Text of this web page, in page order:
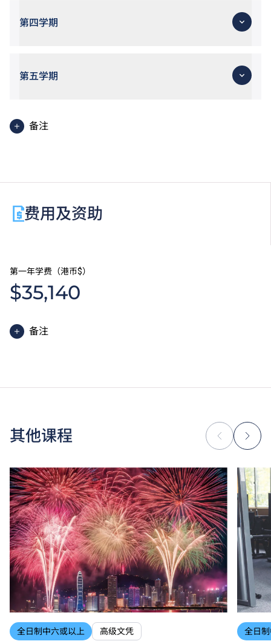
第四学期
第五学期
备注
公众假期工作。
使用英語授課之單元
费用及资助
第一年学费（港币$）
$35,140
备注
除学费外，学生须缴交其他费用如保证金及学生会年
为增强对学生的学习支援，学院或会要求部分学生修读
衔接单元／增润课程；或需参加额外培训／实习／公开
学费水平会每年检讨。课程第二年学费水平会因应通胀
及有关因素作调整。
以上资料只适用于本地学生。
其他课程
全日制中六或以上 高级文凭 全日